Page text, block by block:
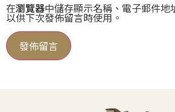
在瀏覽器中儲存顯示名稱、電子郵件地
以供下次發佈留言時使用。